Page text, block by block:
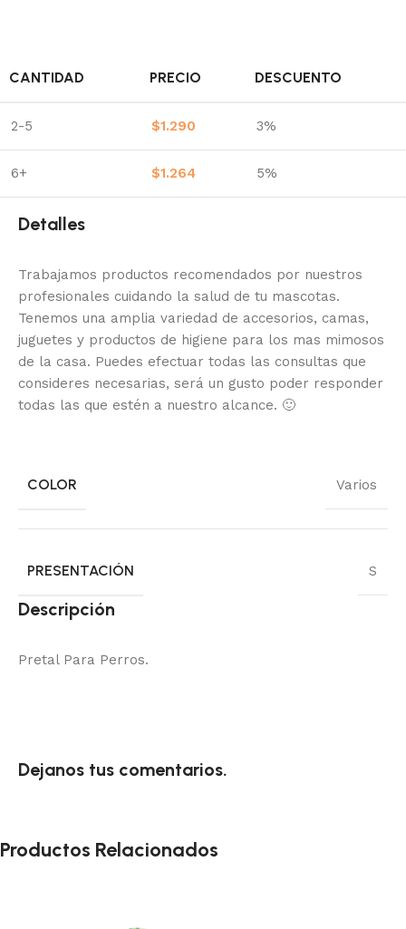
CANTIDAD PRECIO DESCUENTO
2-5 $1.290 3%
6+ $1.264 5%
Detalles
Trabajamos productos recomendados por nuestros
profesionales cuidando la salud de tu mascotas.
Tenemos una amplia variedad de accesorios, camas,
juguetes y productos de higiene para los mas mimosos
de la casa. Puedes efectuar todas las consultas que
consideres necesarias, será un gusto poder responder
todas las que estén a nuestro alcance. 🙂
COLOR Varios
PRESENTACIÓN S
Descripción
Pretal Para Perros.
Dejanos tus comentarios.
Productos Relacionados